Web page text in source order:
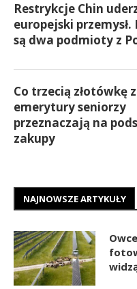
Restrykcje Chin
europejski przemysł.
są dwa podmioty z
Co trzecią złotówkę z
emerytury seniorzy
przeznaczają na
zakupy
NAJNOWSZE ARTYKUŁY